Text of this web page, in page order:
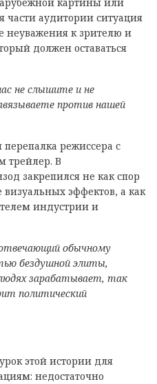
части аудитории ситуация
неуважения к зрителю и
должен оставаться
не слышите и не
против нашей
режиссера с
трейлер. В
закрепился не как спор
эффектов, а как
индустрии и
обычному
бездушной элиты,
зарабатывает, так
политический
этой истории для
недостаточно